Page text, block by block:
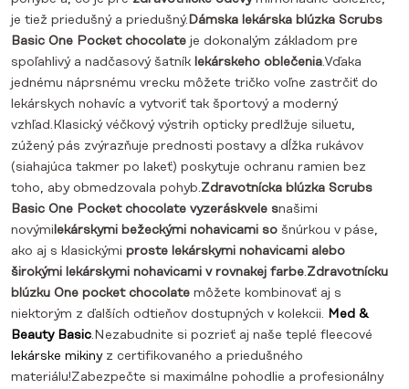
je tiež priedušný a priedušný. Dámska lekárska blúzka Scrubs
Basic One Pocket chocolate je dokonalým základom pre
spoľahlivý a nadčasový šatník lekárskeho oblečenia.Vďaka
jednému náprsnému vrecku môžete tričko voľne zastrčiť do
lekárskych nohavíc a vytvoriť tak športový a moderný
vzhľad.Klasický véčkový výstrih opticky predlžuje siluetu,
zúžený pás zvýrazňuje prednosti postavy a dĺžka rukávov
(siahajúca takmer po lakeť) poskytuje ochranu ramien bez
toho, aby obmedzovala pohyb.Zdravotnícka blúzka Scrubs
Basic One Pocket chocolate vyzeráskvele snašimi
novými lekárskymi bežeckými nohavicami so šnúrkou v páse,
ako aj s klasickými proste lekárskymi nohavicami alebo
širokými lekárskymi nohavicami v rovnakej farbe.Zdravotnícku
blúzku One pocket chocolate môžete kombinovať aj s
niektorým z ďalších odtieňov dostupných v kolekcii. Med &
Beauty Basic.Nezabudnite si pozrieť aj naše teplé fleecové
lekárske mikinyz certifikovaného a priedušného
materiálu!Zabezpečte si maximálne pohodlie a profesionálny